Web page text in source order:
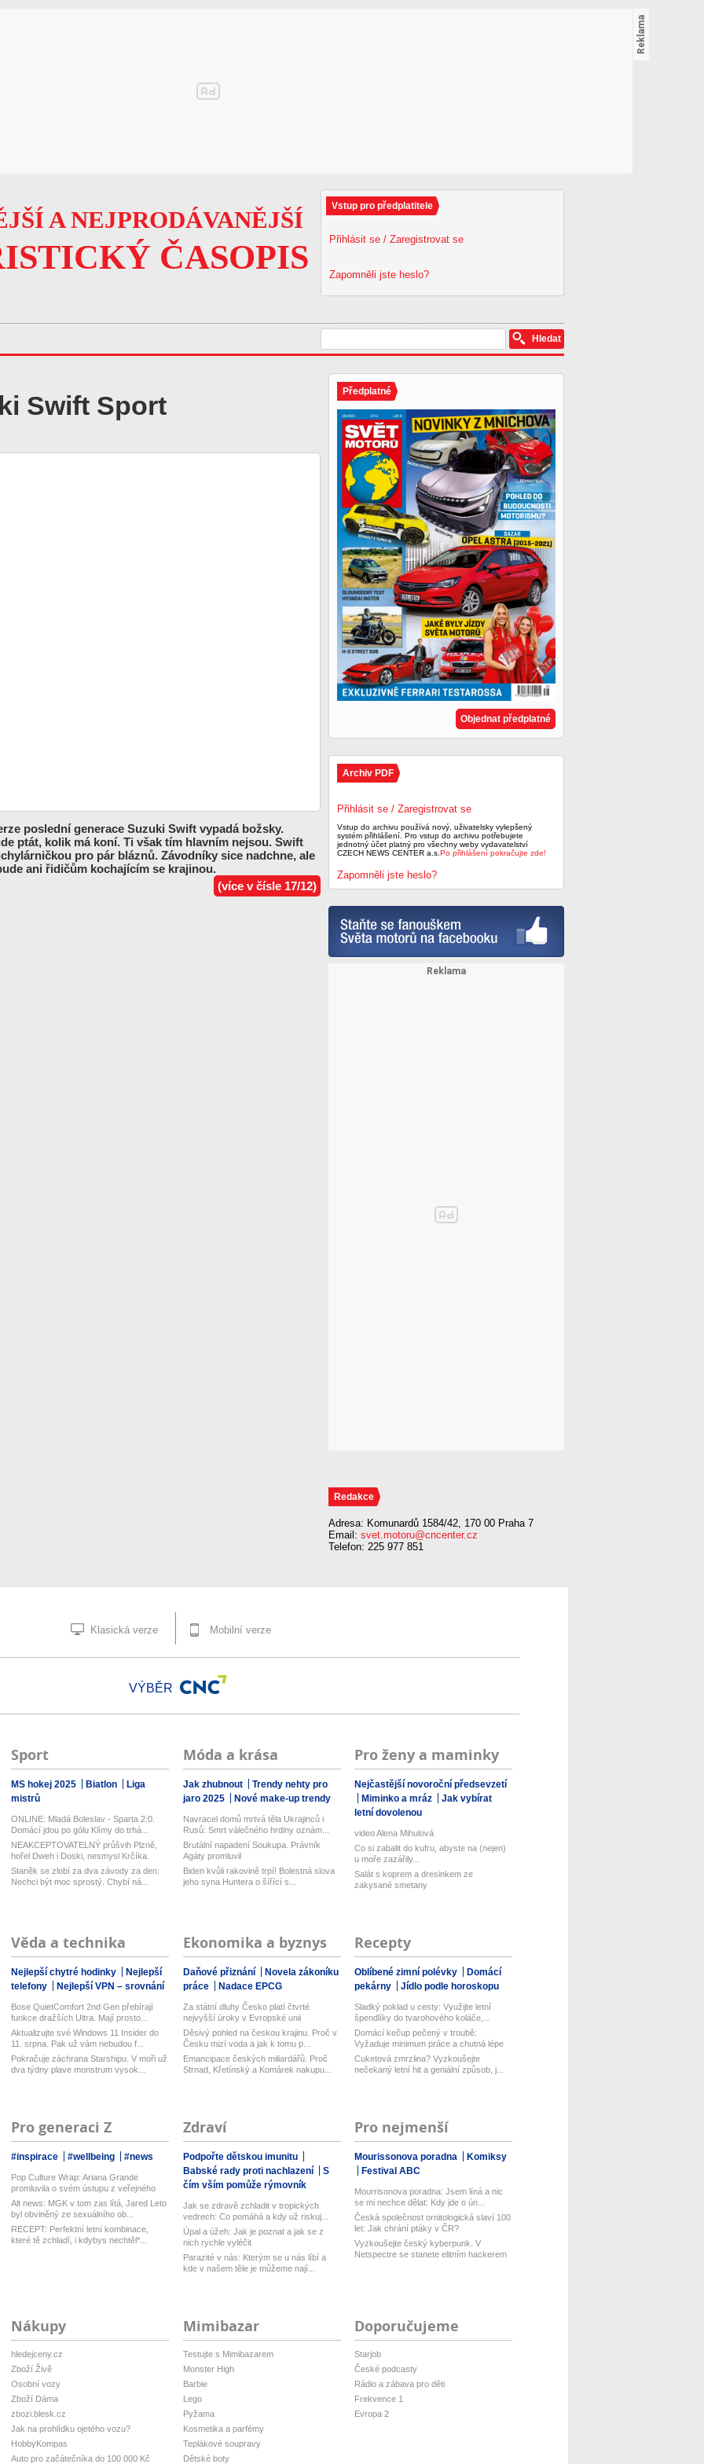
Vstup pro předplatitele
Přihlásit se / Zaregistrovat se
Zapomněli jste heslo?
A NEJPRODÁVANĚJŠÍ
ČASOPIS
Swift Sport
poslední generace Suzuki Swift vypadá božsky.
ptát, kolik má koní. Ti však tím hlavním nejsou. Swift
pro pár bláznů. Závodníky sice nadchne, ale
ani řidičům kochajícím se krajinou.
(více v čísle 17/12)
Předplatné
Objednat předplatné
Archiv PDF
Přihlásit se / Zaregistrovat se
Vstup do archivu používá nový, uživatelsky vylepšený
systém přihlášení. Pro vstup do archivu potřebujete
jednotný účet platný pro všechny weby vydavatelství
CZECH NEWS CENTER a.s. Po přihlášení pokračujte zde!
Zapomněli jste heslo?
Redakce
Adresa: Komunardů 1584/42, 170 00 Praha 7
Email: svet.motoru@cncenter.cz
Telefon: 225 977 851
Klasická verze Mobilní verze
VÝBĚR
Sport
MS hokej 2025 Biatlon
Liga
mistrů
ONLINE: Mladá Boleslav - Sparta 2:0.
Domácí jdou po gólu Klímy do trhá...
NEAKCEPTOVATELNÝ průšvih Plzně,
hořel Dweh i Doski, nesmysl Krčíka.
Us...
Staněk se zlobí za dva závody za den:
Nechci být moc sprostý. Chybí ná...
Móda a krása
Jak zhubnout
Trendy nehty pro
jaro 2025
Nové make-up trendy
Navracel domů mrtvá těla Ukrajinců i
Rusů: Smrt válečného hrdiny oznám...
Brutální napadení Soukupa. Právník
Agáty promluvil
Biden kvůli rakovině trpí! Bolestná slova
jeho syna Huntera o šířící s...
Pro ženy a maminky
Nejčastější novoroční předsevzetí
Miminko a mráz
Jak vybírat
letní dovolenou
video Alena Mihulová
Co si zabalit do kufru, abyste na (nejen)
u moře zazářily...
Salát s koprem a dresinkem ze
zakysané smetany
Věda a technika
Nejlepší chytré hodinky
Nejlepší
telefony
Nejlepší VPN – srovnání
Bose QuietComfort 2nd Gen přebírají
funkce dražších Ultra. Mají prosto...
Aktualizujte své Windows 11 Insider do
11. srpna. Pak už vám nebudou f...
Pokračuje záchrana Starshipu. V moři už
dva týdny plave monstrum vysok...
Ekonomika a byznys
Daňové přiznání
Novela zákoníku
práce
Nadace EPCG
Za státní dluhy Česko platí čtvrté
nejvyšší úroky v Evropské unii
Děsivý pohled na českou krajinu. Proč v
Česku mizí voda a jak k tomu p...
Emancipace českých miliardářů. Proč
Strnad, Křetínský a Komárek nakupu...
Recepty
Oblíbené zimní polévky
Domácí
pekárny
Jídlo podle horoskopu
Sladký poklad u cesty: Využijte letní
špendlíky do tvarohového koláče,...
Domácí kečup pečený v troubě:
Vyžaduje minimum práce a chutná lépe
než...
Cuketová zmrzlina? Vyzkoušejte
nečekaný letní hit a geniální způsob, j...
Pro generaci Z
#inspirace #wellbeing #news
Pop Culture Wrap: Ariana Grande
promluvila o svém ústupu z veřejného
ž...
Alt news: MGK v tom zas lítá, Jared Leto
byl obviněný ze sexuálního ob...
RECEPT: Perfektní letní kombinace,
které tě zchladí, i kdybys nechtěl*...
Zdraví
Podpořte dětskou imunitu
Babské rady proti nachlazení
S
čím vším pomůže rýmovník
Jak se zdravě zchladit v tropických
vedrech: Co pomáhá a kdy už riskuj...
Úpal a úžeh: Jak je poznat a jak se z
nich rychle vyléčit
Parazité v nás: Kterým se u nás líbí a
kde v našem těle je můžeme nají...
Pro nejmenší
Mourissonova poradna
Komiksy
Festival ABC
Mourrisonova poradna: Jsem líná a nic
se mi nechce dělat: Kdy jde o ún...
Česká společnost ornitologická slaví 100
let: Jak chrání ptáky v ČR?
Vyzkoušejte český kyberpunk. V
Netspectre se stanete elitním hackerem
Nákupy
hledejceny.cz
Zboží Živě
Osobní vozy
Zboží Dáma
zbozi.blesk.cz
Jak na prohlídku ojetého vozu?
HobbyKompas
Auto pro začátečníka do 100 000 Kč
Mimibazar
Testujte s Mimibazarem
Monster High
Barbie
Lego
Pyžama
Kosmetika a parfémy
Teplákové soupravy
Dětské boty
Doporučujeme
Starjob
České podcasty
Rádio a zábava pro děti
Frekvence 1
Evropa 2